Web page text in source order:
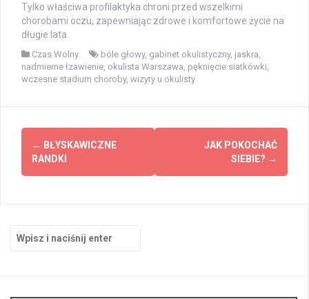
Tylko właściwa profilaktyka chroni przed wszelkimi
chorobami oczu, zapewniając zdrowe i komfortowe życie na
długie lata.
Czas Wolny bóle głowy, gabinet okulistyczny, jaskra,
nadmierne łzawienie, okulista Warszawa, pęknięcie siatkówki,
wczesne stadium choroby, wizyty u okulisty
Zobacz
wpisy
← BŁYSKAWICZNE
RANDKI
JAK POKOCHAĆ
SIEBIE? →
Szukaj: